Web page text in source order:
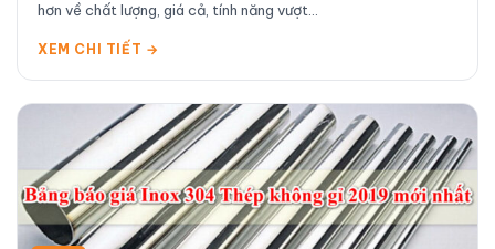
hơn về chất lượng, giá cả, tính năng vượt...
XEM CHI TIẾT →